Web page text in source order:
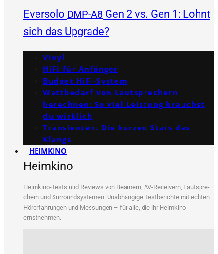
Eversolo DMP-A8 Gen 2 vs. Gen 1: Lohnt
sich das Upgrade?
Vinyl
HiFi für Anfänger
Budget HiFi-System
Wattbedarf von Lautsprechern
berechnen: So viel Leistung brauchst
du wirklich
Transienten: Die kurzen Stars des
Klangs
HEIMKINO
Heimkino
Heim­ki­no-Tests und Reviews von Bea­mern, AV-Recei­vern, Laut­spre­
chern und Sur­round­sys­te­men. Unab­hän­gi­ge Test­be­rich­te mit ech­ten
Hör­erfah­run­gen und Mes­sun­gen – für alle, die ihr Heim­ki­no
ernstnehmen.